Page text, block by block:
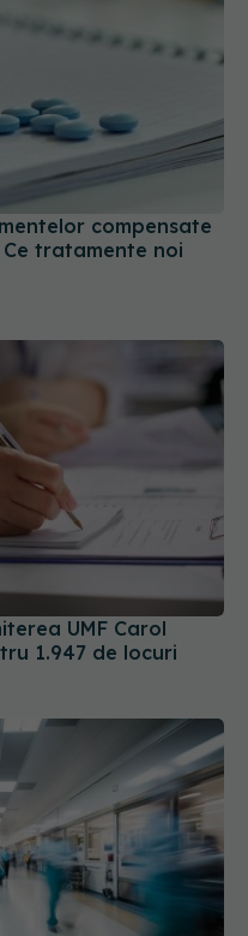
compensate
tratamente noi
UMF Carol
1.947 de locuri